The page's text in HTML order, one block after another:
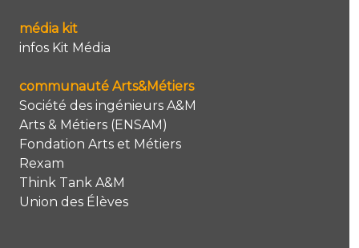
média kit
infos Kit Média
communauté Arts&Métiers
Société des ingénieurs A&M
Arts & Métiers (ENSAM)
Fondation Arts et Métiers
Rexam
Think Tank A&M
Union des Élèves